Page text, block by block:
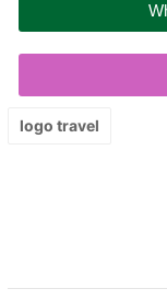
logo travel